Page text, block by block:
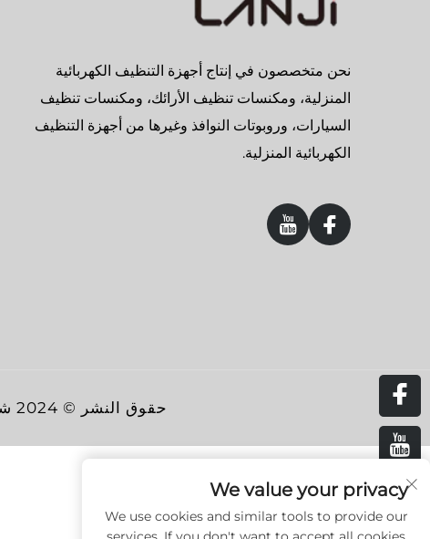
نحن متخصصون في إنتاج أجهزة التنظيف الكهربائية
المنزلية، ومكنسات تنظيف الأرائك، ومكنسات تنظيف
السيارات، وروبوتات النوافذ وغيرها من أجهزة التنظيف
الكهربائية المنزلية.
حقوق النشر © 2024 شنتشن لانجي تك كو., لتد. جميع الحقوق محفوظة.
We value your privacy
We use cookies and similar tools to provide our